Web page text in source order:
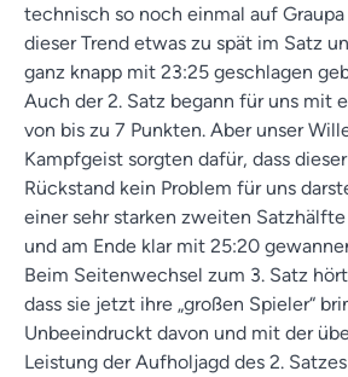
technisch so noch einmal auf Graupa
dieser Trend etwas zu spät im Satz
ganz knapp mit 23:25 geschlagen
Auch der 2. Satz begann für uns mit
von bis zu 7 Punkten. Aber unser
Kampfgeist sorgten dafür, dass
Rückstand kein Problem für uns
einer sehr starken zweiten
und am Ende klar mit 25:20
Beim Seitenwechsel zum 3. Satz
dass sie jetzt ihre „großen Spieler“
Unbeeindruckt davon und mit der
Leistung der Aufholjagd des 2.